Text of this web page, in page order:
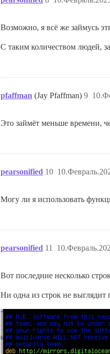
Возможно, я всё же займусь
С таким количеством людей,
pfaffman (Jay Pfaffman) 9
Это займёт меньше времени,
pearsonified 10
Могу ли я использовать
pearsonified 11
Вот последние несколько
Ни одна из строк не